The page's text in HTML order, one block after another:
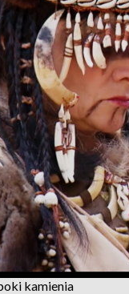
kamienia